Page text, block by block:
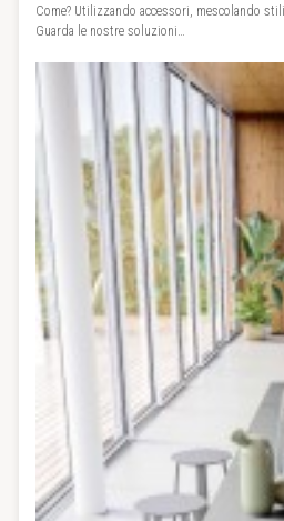
Come? Utilizzando accessori, mescolando
Guarda le nostre soluzioni…